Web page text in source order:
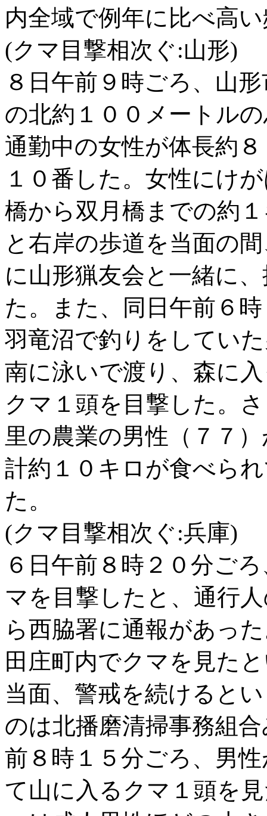
内全域で例年に比べ高
(クマ目撃相次ぐ:山形)
８日午前９時ごろ、山
の北約１００メートル
通勤中の女性が体長約
１０番した。女性にけ
橋から双月橋までの約
と右岸の歩道を当面の
に山形猟友会と一緒に
た。また、同日午前６
羽竜沼で釣りをしてい
南に泳いで渡り、森に
クマ１頭を目撃した。
里の農業の男性（７７
計約１０キロが食べら
た。
(クマ目撃相次ぐ:兵庫)
６日午前８時２０分ご
マを目撃したと、通行
ら西脇署に通報があっ
田庄町内でクマを見た
当面、警戒を続けると
のは北播磨清掃事務組
前８時１５分ごろ、男
て山に入るクマ１頭を